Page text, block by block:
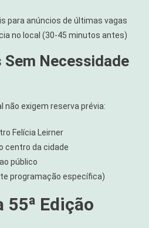
para anúncios de últimas vagas
no local (30-45 minutos antes)
Necessidade
exigem reserva prévia:
Felícia Leirner
centro da cidade
público
programação específica)
55ª Edição